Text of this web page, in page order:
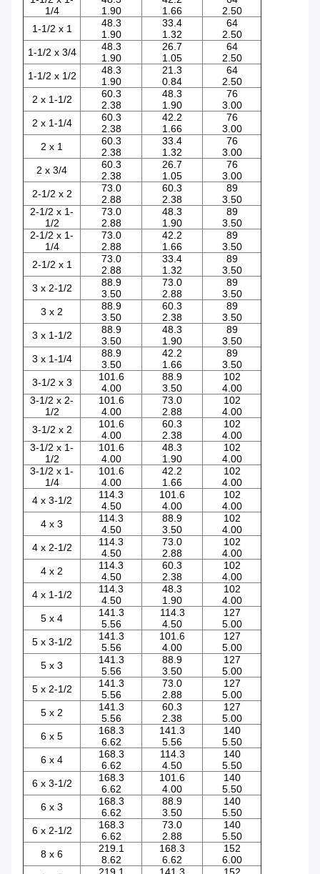
1/4
1.90
1.66
2.50
1-1/2 x 1
48.3
1.90
33.4
1.32
64
2.50
1-1/2 x 3/4
48.3
1.90
26.7
1.05
64
2.50
1-1/2 x 1/2
48.3
1.90
21.3
0.84
64
2.50
2 x 1-1/2
60.3
2.38
48.3
1.90
76
3.00
2 x 1-1/4
60.3
2.38
42.2
1.66
76
3.00
2 x 1
60.3
2.38
33.4
1.32
76
3.00
2 x 3/4
60.3
2.38
26.7
1.05
76
3.00
2-1/2 x 2
73.0
2.88
60.3
2.38
89
3.50
2-1/2 x 1-
1/2
73.0
2.88
48.3
1.90
89
3.50
2-1/2 x 1-
1/4
73.0
2.88
42.2
1.66
89
3.50
2-1/2 x 1
73.0
2.88
33.4
1.32
89
3.50
3 x 2-1/2
88.9
3.50
73.0
2.88
89
3.50
3 x 2
88.9
3.50
60.3
2.38
89
3.50
3 x 1-1/2
88.9
3.50
48.3
1.90
89
3.50
3 x 1-1/4
88.9
3.50
42.2
1.66
89
3.50
3-1/2 x 3
101.6
4.00
88.9
3.50
102
4.00
3-1/2 x 2-
1/2
101.6
4.00
73.0
2.88
102
4.00
3-1/2 x 2
101.6
4.00
60.3
2.38
102
4.00
3-1/2 x 1-
1/2
101.6
4.00
48.3
1.90
102
4.00
3-1/2 x 1-
1/4
101.6
4.00
42.2
1.66
102
4.00
4 x 3-1/2
114.3
4.50
101.6
4.00
102
4.00
4 x 3
114.3
4.50
88.9
3.50
102
4.00
4 x 2-1/2
114.3
4.50
73.0
2.88
102
4.00
4 x 2
114.3
4.50
60.3
2.38
102
4.00
4 x 1-1/2
114.3
4.50
48.3
1.90
102
4.00
5 x 4
141.3
5.56
114.3
4.50
127
5.00
5 x 3-1/2
141.3
5.56
101.6
4.00
127
5.00
5 x 3
141.3
5.56
88.9
3.50
127
5.00
5 x 2-1/2
141.3
5.56
73.0
2.88
127
5.00
5 x 2
141.3
5.56
60.3
2.38
127
5.00
6 x 5
168.3
6.62
141.3
5.56
140
5.50
6 x 4
168.3
6.62
114.3
4.50
140
5.50
6 x 3-1/2
168.3
6.62
101.6
4.00
140
5.50
6 x 3
168.3
6.62
88.9
3.50
140
5.50
6 x 2-1/2
168.3
6.62
73.0
2.88
140
5.50
8 x 6
219.1
8.62
168.3
6.62
152
6.00